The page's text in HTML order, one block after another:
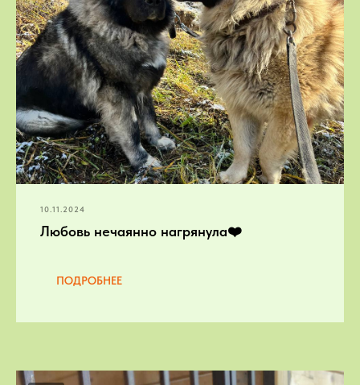
10.11.2024
Любовь нечаянно нагрянула❤️
ПОДРОБНЕЕ